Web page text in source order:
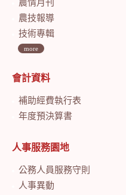
農情月刊
農技報導
技術專輯
more
會計資料
補助經費執行表
年度預決算書
人事服務園地
公務人員服務守則
人事異動